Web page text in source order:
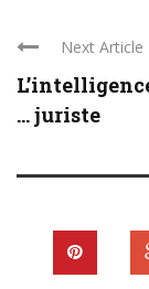
Next Article
juriste ...